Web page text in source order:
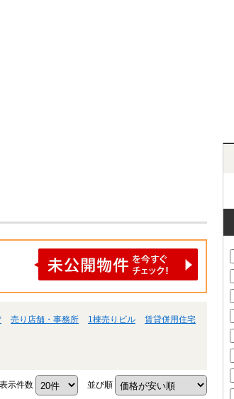
売り店舗・事務所 1棟売りビル 賃貸併用住宅
表示件数 並び順